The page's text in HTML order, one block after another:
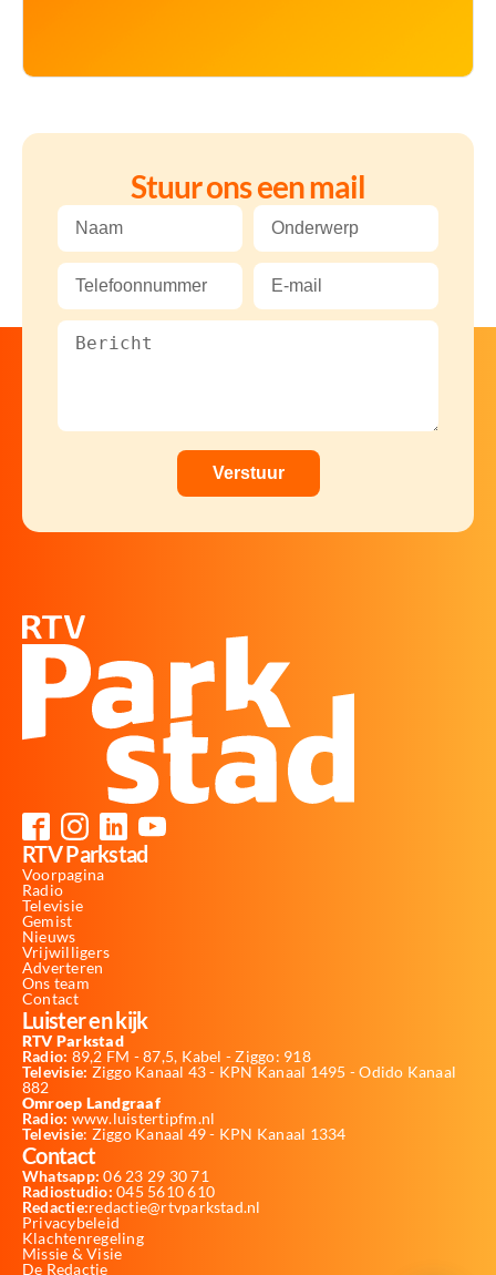
Stuur ons een mail
RTV Parkstad
Voorpagina
Radio
Televisie
Gemist
Nieuws
Vrijwilligers
Adverteren
Ons team
Contact
Luister en kijk
RTV Parkstad
Radio: 89,2 FM - 87,5, Kabel - Ziggo: 918
Televisie: Ziggo Kanaal 43 - KPN Kanaal 1495 - Odido Kanaal
882
Omroep Landgraaf
Radio: www.luistertipfm.nl
Televisie: Ziggo Kanaal 49 - KPN Kanaal 1334
Contact
Whatsapp: 06 23 29 30 71
Radiostudio: 045 5610 610
Redactie:redactie@rtvparkstad.nl
Privacybeleid
Klachtenregeling
Missie & Visie
De Redactie